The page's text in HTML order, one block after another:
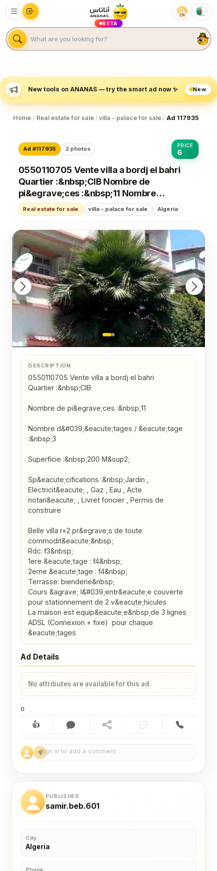
EN
BETA
New tools on ANANAS — try the smart ad now ✨ New
Home / Real estate for sale / villa - palace for sale / Ad 117935
Ad #117935 2 photos
PRICE
6
0550110705 Vente villa a bordj el bahri
Quartier :&nbsp;CIB Nombre de
pi&egrave;ces :&nbsp;11 Nombre
d&#039;&eacute;tages / &eacute;tage
:&nbsp;3 Superficie :&nbsp;200 M&sup2;
Sp&eacute;cificatio...
Real estate for sale villa - palace for sale Algeria
DESCRIPTION
0550110705 Vente villa a bordj el bahri
Quartier :&nbsp;CIB
Nombre de pi&egrave;ces :&nbsp;11
Nombre d&#039;&eacute;tages / &eacute;tage
:&nbsp;3
Superficie :&nbsp;200 M&sup2;
Sp&eacute;cifications :&nbsp;Jardin ,
Electricit&eacute; , Gaz , Eau , Acte
notari&eacute; , Livret foncier , Permis de
construire
Belle villa r+2 pr&egrave;s de toute
commodit&eacute;&nbsp;
Rdc: f3&nbsp;
1ere &eacute;tage : f4&nbsp;
2eme &eacute;tage : f4&nbsp;
Terrasse: bienderie&nbsp;
Cours &agrave; l&#039;entr&eacute;e couverte
pour stationnement de 2 v&eacute;hicules
La maison est equip&eacute;e&nbsp;de 3 lignes
ADSL (Connexion + fixe)  pour chaque
&eacute;tages
Ad Details
No attributes are available for this ad.
0
👍
Like (0) Comment (0)Share Chat Contact
PUBLISHER
samir.beb.601
City
Algeria
Phone